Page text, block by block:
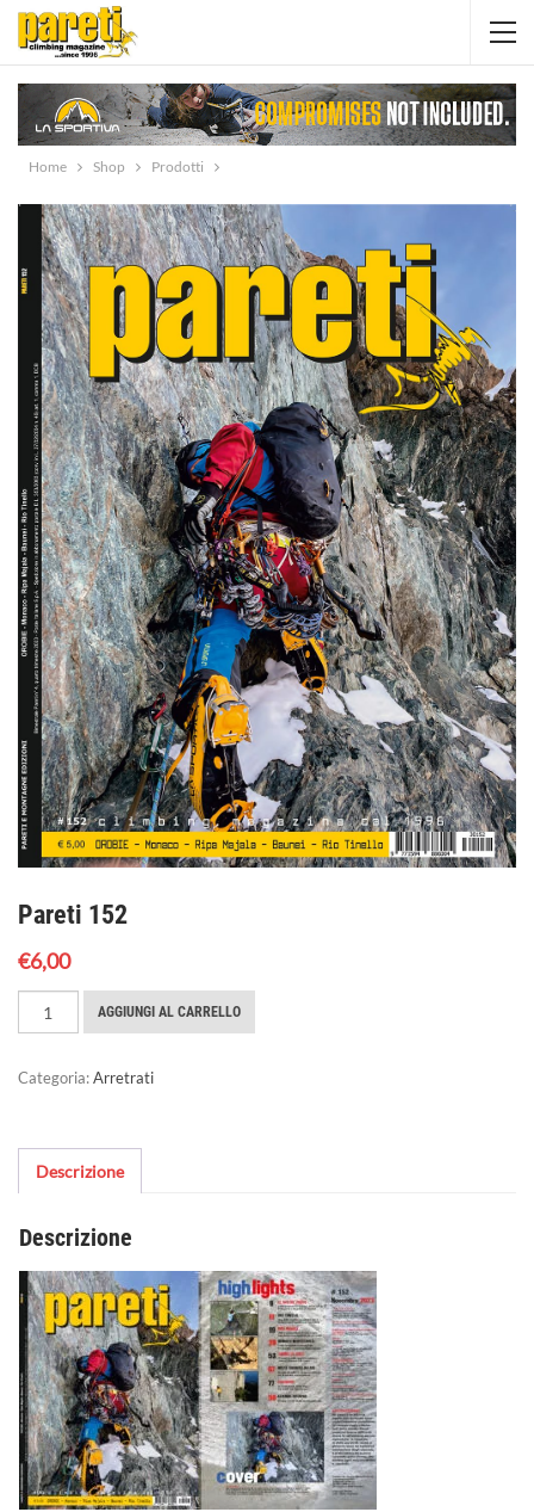
Home Shop Prodotti
Pareti 152
€6,00
152
AGGIUNGI AL CARRELLO
Categoria:Arretrati
Descrizione
Descrizione